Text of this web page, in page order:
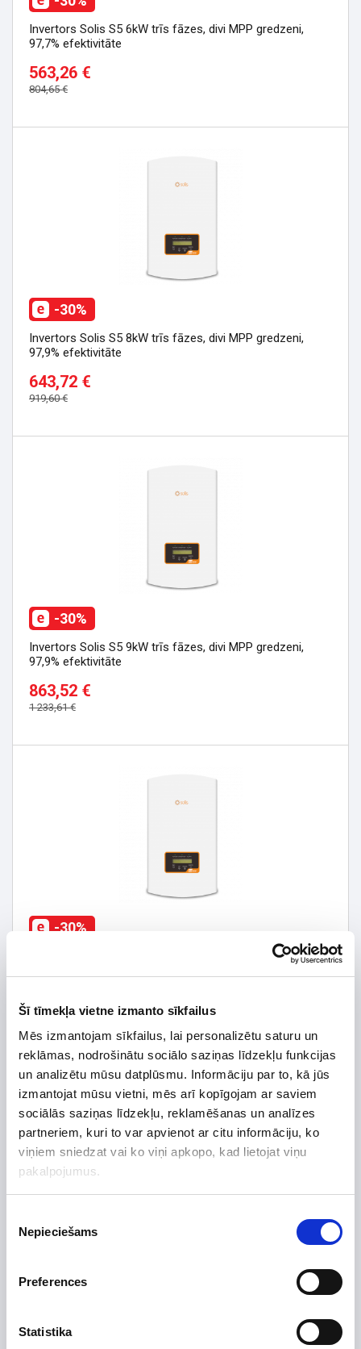
Šī tīmekļa vietne izmanto sīkfailus
Mēs izmantojam sīkfailus, lai personalizētu saturu un
reklāmas, nodrošinātu sociālo saziņas līdzekļu funkcijas
un analizētu mūsu datplūsmu. Informāciju par to, kā jūs
izmantojat mūsu vietni, mēs arī kopīgojam ar saviem
sociālās saziņas līdzekļu, reklamēšanas un analīzes
partneriem, kuri to var apvienot ar citu informāciju, ko
viņiem sniedzat vai ko viņi apkopo, kad lietojat viņu
pakalpojumus.
izvēle
Nepieciešams
Preferences
Statistika
Invertors Solis S5 6kW trīs fāzes, divi MPP gredzeni,
97,7% efektivitāte
563,26 €
804,65 €
Invertors Solis S5 8kW trīs fāzes, divi MPP gredzeni,
97,9% efektivitāte
643,72 €
919,60 €
-30%
Invertors Solis S5 9kW trīs fāzes, divi MPP gredzeni,
97,9% efektivitāte
863,52 €
1 233,61 €
-30%
Invertors Solis S5 10kW trīs fāzes, divi MPP gredzeni,
992,20 €
-30%
98% efektivitāte
1 089,00 €
-30%